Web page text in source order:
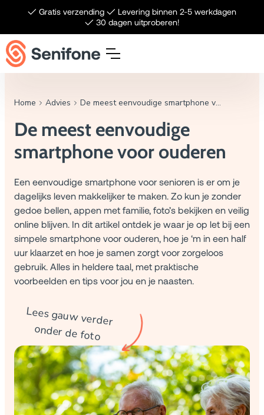
Meteen naar de content
✓ Gratis verzending ✓ Levering binnen 2-5 werkdagen
✓ 30 dagen uitproberen!
Home Advies De meest eenvoudige smartphone voor ouderen
De meest eenvoudige
smartphone voor ouderen
Een eenvoudige smartphone voor senioren is er om je
dagelijks leven makkelijker te maken. Zo kun je zonder
gedoe bellen, appen met familie, foto’s bekijken en veilig
online blijven. In dit artikel ontdek je waar je op let bij een
simpele smartphone voor ouderen, hoe je ‘m in een half
uur klaarzet en hoe je samen zorgt voor zorgeloos
gebruik. Alles in heldere taal, met praktische
voorbeelden en tips voor jou en je naasten.
Lees gauw verder
onder de foto